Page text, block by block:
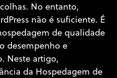
No entanto,
não é suficiente. É
de qualidade
desempenho e
Neste artigo,
da Hospedagem de